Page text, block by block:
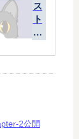
ゲ
ス
ト
ッ
フ
ォ
ト
2公開